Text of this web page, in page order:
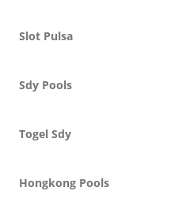
Slot Pulsa
Sdy Pools
Togel Sdy
Hongkong Pools